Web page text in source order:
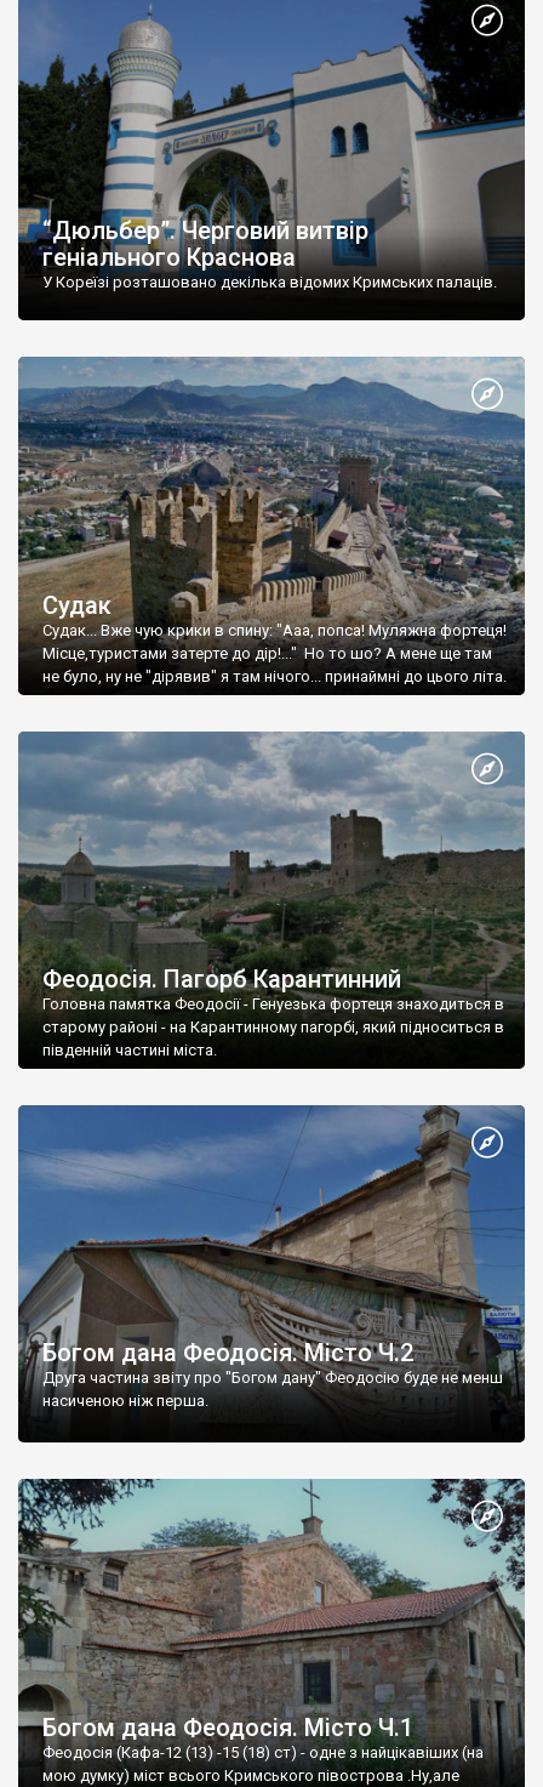
“Дюльбер”. Черговий витвір
геніального Краснова
У Кореїзі розташовано декілька відомих Кримських палаців.
Судак
Судак... Вже чую крики в спину: "Ааа, попса! Муляжна фортеця!
Місце,туристами затерте до дір!..." Но то шо? А мене ще там
не було, ну не "дірявив" я там нічого... принаймні до цього літа.
Феодосія. Пагорб Карантинний
Головна памятка Феодосії - Генуезька фортеця знаходиться в
старому районі - на Карантинному пагорбі, який підноситься в
південній частині міста.
Богом дана Феодосія. Місто Ч.2
Друга частина звіту про "Богом дану" Феодосію буде не менш
насиченою ніж перша.
Богом дана Феодосія. Місто Ч.1
Феодосія (Кафа-12 (13) -15 (18) ст) - одне з найцікавіших (на
мою думку) міст всього Кримського півострова .Ну,але